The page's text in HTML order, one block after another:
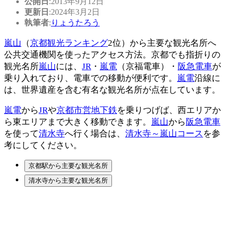
更新日 :2024年3月2日
執筆者: りょうたろう
嵐山 （京都観光ランキング2位）から主要な観光名所へ
公共交通機関を使ったアクセス方法。京都でも指折りの
観光名所嵐山には、 JR・ 嵐電 （京福電車）・ 阪急電車が
乗り入れており、電車での移動が便利です。
嵐電沿線に
は、世界遺産を含む有名な観光名所が点在しています。
嵐電からJRや京都市営地下鉄を乗りつげば、西エリアか
ら東エリアまで大きく移動できます。
嵐山から 阪急電車
を使って清水寺へ行く場合は、 清水寺～嵐山コース を参
考にしてください。
京都駅から主要な観光名所
清水寺から主要な観光名所